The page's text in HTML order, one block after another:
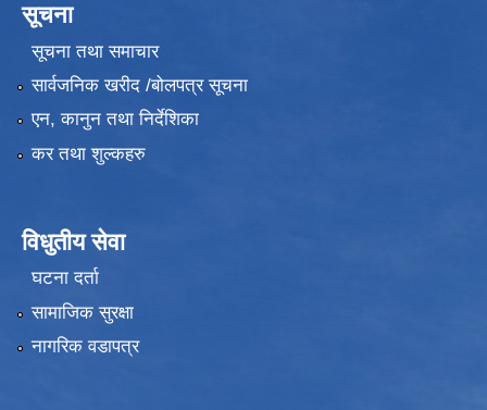
सूचना
सूचना तथा समाचार
सार्वजनिक खरीद /बोलपत्र सूचना
एन, कानुन तथा निर्देशिका
कर तथा शुल्कहरु
विधुतीय सेवा
घटना दर्ता
सामाजिक सुरक्षा
नागरिक वडापत्र